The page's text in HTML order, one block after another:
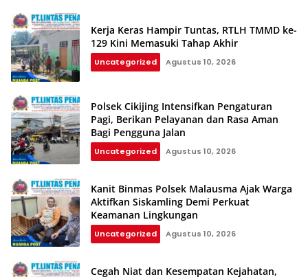
Kerja Keras Hampir Tuntas, RTLH TMMD ke-
129 Kini Memasuki Tahap Akhir
Uncategorized Agustus 10, 2026
Polsek Cikijing Intensifkan Pengaturan
Pagi, Berikan Pelayanan dan Rasa Aman
Bagi Pengguna Jalan
Uncategorized Agustus 10, 2026
Kanit Binmas Polsek Malausma Ajak Warga
Aktifkan Siskamling Demi Perkuat
Keamanan Lingkungan
Uncategorized Agustus 10, 2026
Cegah Niat dan Kesempatan Kejahatan,